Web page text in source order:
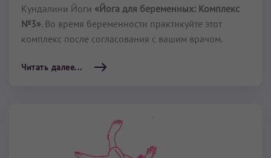
Кундалини Йоги «Йога для беременных: Комплекс
№3». Во время беременности практикуйте этот
комплекс после согласования с вашим врачом.
Читать далее...